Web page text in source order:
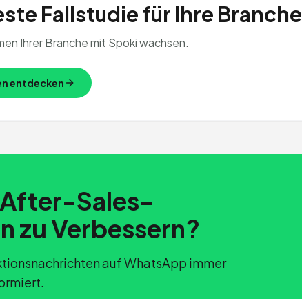
Fallstudie für Ihre Branche
Ihrer Branche mit Spoki wachsen.
entdecken
Sales-
zu Verbessern?
auf WhatsApp immer